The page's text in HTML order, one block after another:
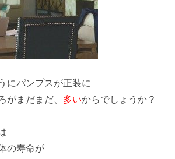
にパンプス が正装に
がまだまだ、 多いからでしょうか？
の寿命が